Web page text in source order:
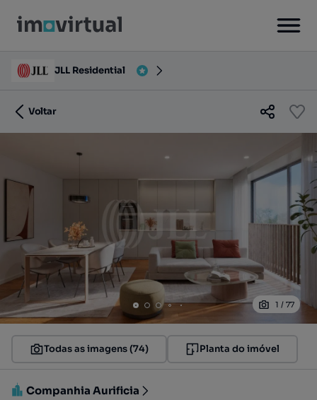
JLL Residential
Voltar
1 / 77
Todas as imagens (74) Planta do imóvel
Companhia Aurificia